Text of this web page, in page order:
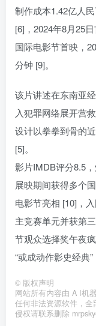
制作成本1.42亿人
[6]，2024年8月25
国际电影节首映，
分钟 [9]。
该片讲述在东南亚
入犯罪网络展开营
设计以拳拳到骨的
[5]。
影片IMDB评分8.5
展映期间获得多个
电影节亮相 [10]，
主竞赛单元并获第
节观众选择奖午夜
“或成动作影史经典”
© 版权声明
网站所有内容由 A I机
任何非法资源软件，
侵权请联系删除